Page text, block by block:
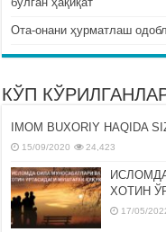
Ота-онани ҳурматлаш
КЎП
IMOM BUXORIY HAQIDA
15/09/2020 24,423
ХОТИН
17/05/